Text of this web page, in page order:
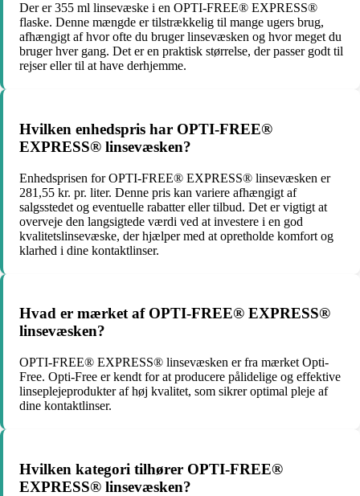
Der er 355 ml linsevæske i en OPTI-FREE® EXPRESS®
flaske. Denne mængde er tilstrækkelig til mange ugers brug,
afhængigt af hvor ofte du bruger linsevæsken og hvor meget du
bruger hver gang. Det er en praktisk størrelse, der passer godt til
rejser eller til at have derhjemme.
Hvilken enhedspris har OPTI-FREE®
EXPRESS® linsevæsken?
Enhedsprisen for OPTI-FREE® EXPRESS® linsevæsken er
281,55 kr. pr. liter. Denne pris kan variere afhængigt af
salgsstedet og eventuelle rabatter eller tilbud. Det er vigtigt at
overveje den langsigtede værdi ved at investere i en god
kvalitetslinsevæske, der hjælper med at opretholde komfort og
klarhed i dine kontaktlinser.
Hvad er mærket af OPTI-FREE® EXPRESS®
linsevæsken?
OPTI-FREE® EXPRESS® linsevæsken er fra mærket Opti-
Free. Opti-Free er kendt for at producere pålidelige og effektive
linseplejeprodukter af høj kvalitet, som sikrer optimal pleje af
dine kontaktlinser.
Hvilken kategori tilhører OPTI-FREE®
EXPRESS® linsevæsken?